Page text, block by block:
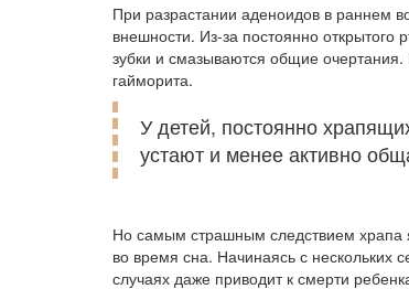
При разрастании аденоидов в раннем
внешности. Из-за постоянно открытого
зубки и смазываются общие очертания.
гайморита.
У детей, постоянно
устают и менее активно
Но самым страшным следствием храпа
во время сна. Начинаясь с нескольких
случаях даже приводит к смерти